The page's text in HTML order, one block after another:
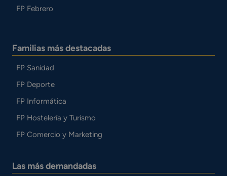
FP Febrero
Familias más destacadas
FP Sanidad
FP Deporte
FP Informática
FP Hostelería y Turismo
FP Comercio y Marketing
Las más demandadas